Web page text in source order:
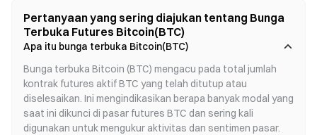
Pertanyaan yang sering diajukan tentang Bunga
Terbuka Futures Bitcoin(BTC)
Apa itu bunga terbuka Bitcoin(BTC)
Bunga terbuka Bitcoin (BTC) mengacu pada total jumlah
kontrak futures aktif BTC yang telah ditutup atau
diselesaikan. Ini mengindikasikan berapa banyak modal yang
saat ini dikunci di pasar futures BTC dan sering kali
digunakan untuk mengukur aktivitas dan sentimen pasar.